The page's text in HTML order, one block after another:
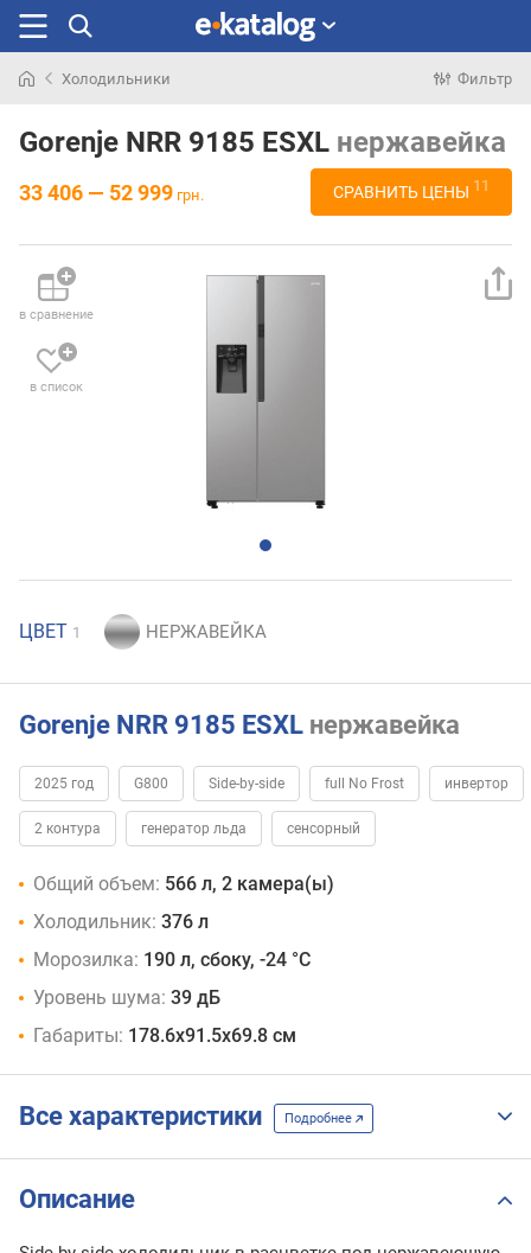
раньше
Холодильники Фильтр
Gorenje NRR 9185 ESXL нержавейка
33 406 — 52 999 грн. СРАВНИТЬ ЦЕНЫ 11
в сравнение
в список
ЦВЕТ 1
Gorenje NRR 9185 ESXL нержавейка
2025 год G800 Side-by-side full No Frost инвертор
2 контура генератор льда сенсорный
Общий объем: 566 л, 2 камера(ы)
Холодильник: 376 л
Морозилка: 190 л, сбоку, -24 °C
Уровень шума: 39 дБ
Габариты: 178.6х91.5х69.8 см
Все характеристики Подробнее
Описание